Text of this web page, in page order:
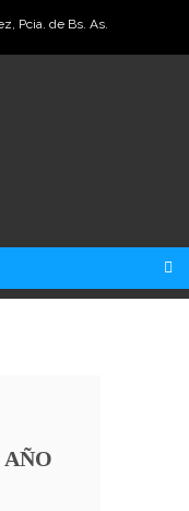
Pcia. de Bs. As.